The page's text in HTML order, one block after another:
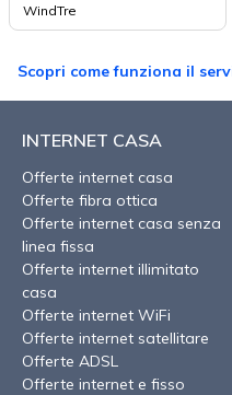
WindTre
Scopri come funziona il
INTERNET CASA
Offerte internet casa
Offerte fibra ottica
Offerte internet casa senza
linea fissa
Offerte internet illimitato
casa
Offerte internet WiFi
Offerte internet satellitare
Offerte ADSL
Offerte internet e fisso